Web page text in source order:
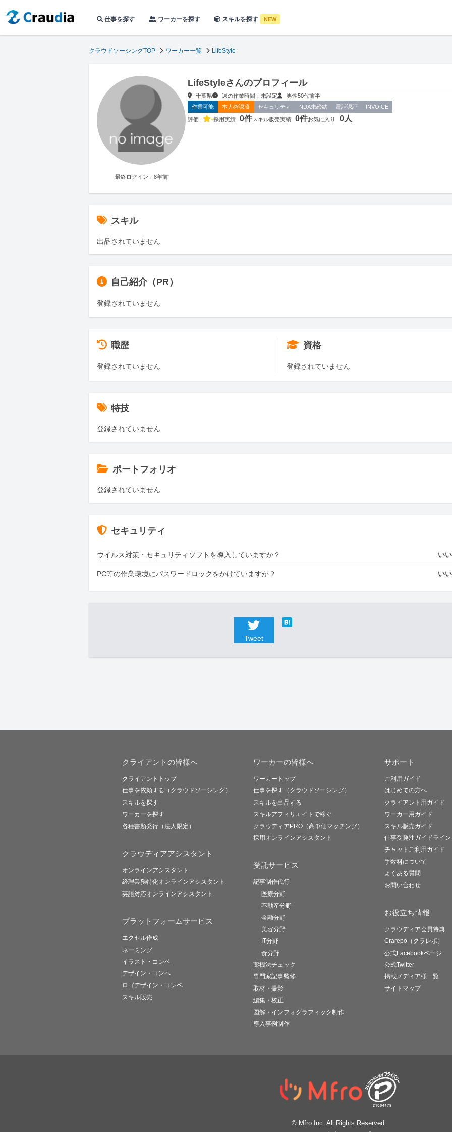
仕事を探す ワーカーを探す スキルを探す NEW
クラウドソーシングTOP ワーカー一覧 LifeStyle
最終ログイン：8年前
LifeStyleさんのプロフィール
千葉県 週の作業時間：未設定 男性50代前半
作業可能
本人確認済 セキュリティ NDA未締結 電話認証 INVOICE
評価 -採用実績 0件スキル販売実績 0件お気に入り 0人
スキル
出品されていません
自己紹介（PR）
登録されていません
職歴
登録されていません
資格
登録されていません
特技
登録されていません
ポートフォリオ
登録されていません
セキュリティ
ウイルス対策・セキュリティソフトを導入していますか？ い
PC等の作業環境にパスワードロックをかけていますか？ い
Tweet
クライアントの皆様へ
クライアントトップ
仕事を依頼する（クラウドソーシング）
スキルを探す
ワーカーを探す
各種書類発行（法人限定）
クラウディアアシスタント
オンラインアシスタント
経理業務特化オンラインアシスタント
英語対応オンラインアシスタント
プラットフォームサービス
エクセル作成
ネーミング
イラスト・コンペ
デザイン・コンペ
ロゴデザイン・コンペ
スキル販売
ワーカーの皆様へ
ワーカートップ
仕事を探す（クラウドソーシング）
スキルを出品する
スキルアフィリエイトで稼ぐ
クラウディアPRO（高単価マッチング）
採用オンラインアシスタント
受託サービス
記事制作代行
医療分野
不動産分野
金融分野
美容分野
IT分野
食分野
薬機法チェック
専門家記事監修
取材・撮影
編集・校正
図解・インフォグラフィック制作
導入事例制作
サポート
ご利用ガイド
はじめての方へ
クライアント用ガイド
ワーカー用ガイド
スキル販売ガイド
仕事受発注ガイドライン
チャットご利用ガイド
手数料について
よくある質問
お問い合わせ
お役立ち情報
クラウディア会員特典
Crarepo（クラレポ）
公式Facebookページ
公式Twitter
掲載メディア様一覧
サイトマップ
© Mfro Inc. All Rights Reserved.